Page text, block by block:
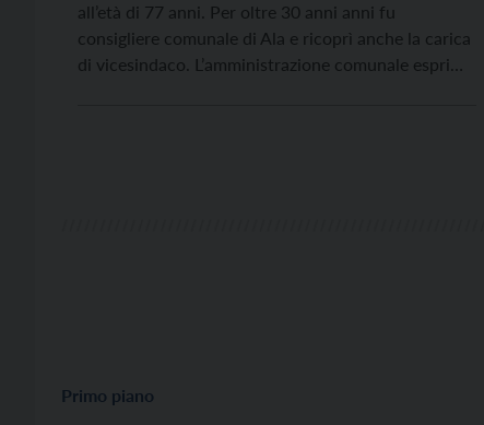
all’età di 77 anni. Per oltre 30 anni anni fu
consigliere comunale di Ala e ricoprì anche la carica
di vicesindaco. L’amministrazione comunale esprime
Primo piano